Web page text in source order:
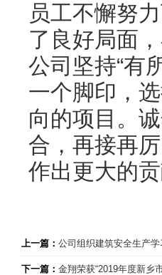
员工不懈努
了良好局面
公司坚持“有
一个脚印，
向的项目。
合，再接再
作出更大的
上一篇： 公司组织建筑安全生产学
下一篇： 金翔荣获“2019年度新乡